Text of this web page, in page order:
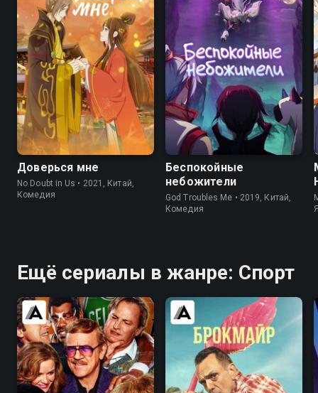
7.9
Доверься мне
No Doubt in Us • 2021, Китай,
Комедия
8.0 7.0
Беспокойные
небожители
God Troubles Me • 2019, Китай,
Комедия
Ещё сериалы в жанре: Спорт